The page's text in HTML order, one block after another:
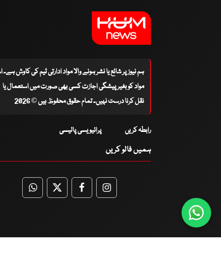
ہم نیوز پر شائع یا نشر ہونے والا مواد ادارتی ٹیم کی کاوش
مواد کو بغیر پیشگی اجازت کسی بھی صورت میں استعمال یا
نقل کرنا درست نہیں۔ تمام حقوق محفوظ ہیں © 2026
رابطہ کریں پرائیویسی پالیسی
ہمیں فالو کریں
WhatsApp
TwitterFacebookFacebook